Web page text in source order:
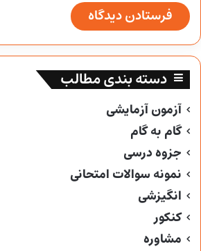
دسته بندی مطالب
آزمون آزمایشی
گام به گام
جزوه درسی
نمونه سوالات امتحانی
انگیزشی
کنکور
مشاوره